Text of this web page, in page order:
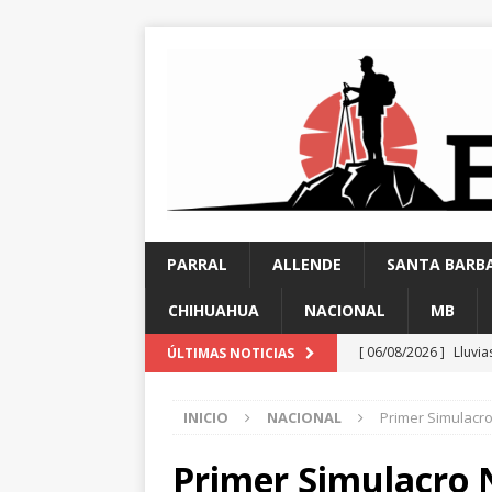
PARRAL ALLENDE SANTA
CHIHUAHUA NACIONAL MB
ÚLTIMAS NOTICIAS [ 06/08/2026 ]
[ 06/08/2026 ]
[ 06/08/2026 ]
La
INICIO NACIONAL Primer
Primer Simulacro